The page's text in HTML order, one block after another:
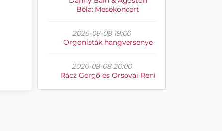
Béla: Mesekoncert
2026-08-08 19:00
Orgonisták hangversenye
2026-08-08 20:00
Rácz Gergő és Orsovai Reni